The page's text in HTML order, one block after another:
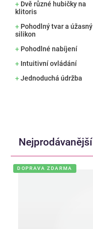
+Dvě různé hubičky na
klitoris
+Pohodlný tvar a úžasný
silikon
+Pohodlné nabíjení
+Intuitivní ovládání
+Jednoduchá údržba
Nejprodávanější
DOPRAVA ZDARMA